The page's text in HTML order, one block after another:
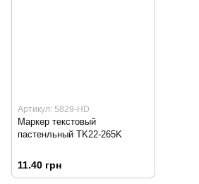
Артикул: 5829-HD
Маркер текстовый
пастенльный TK22-265K
11.40 грн